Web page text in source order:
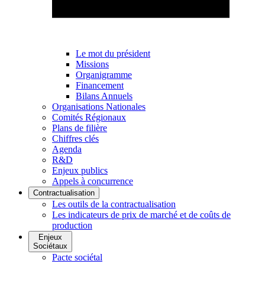
Le mot du président
Missions
Organigramme
Financement
Bilans Annuels
Organisations Nationales
Comités Régionaux
Plans de filière
Chiffres clés
Agenda
R&D
Enjeux publics
Appels à concurrence
Contractualisation
Les outils de la contractualisation
Les indicateurs de prix de marché et de coûts de
production
Enjeux
Sociétaux
Pacte sociétal